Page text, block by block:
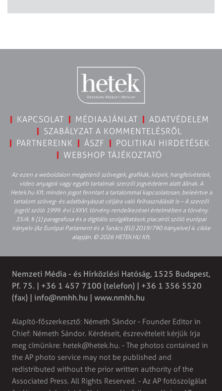
KAPCSOLAT MÉDIAAJÁNLAT
ADATVÉDELEM
SZABÁLYZAT A KOMMENTELÉSRŐL
PARTNEREINK
ÁSZF
POLITIKAI HIRDETÉSEK
WEBSHOP TÁJÉKOZTATÓ
Az ezen a weboldalon megjelenő szövegek, grafikák, képek, hangfelvételek,
video anyagok vagy egyéb tartalmak szerzői jogvédelem alatt állnak. A
Hetek.hu Kft. minden jogot fenntart a tartalommal kapcsolatosan, beleértve a
tartalom szöveg- és adatbányászat céljára való felhasználását is – A szerzői
jogról szóló 1999. évi LXXVI. törvény rendelkezései értelmében a törvény
35/A. § (1) paragrafusa és a digitális szolgáltatások piacairól szóló európai
irányelv (Az Európai Parlament és a Tanács (EU) 2019/790 Irányelve) 4. cikke
alapján. © 2026 HETEK.HU Kft.
Nemzeti Média - és Hírközlési Hatóság, 1525 Budapest,
Pf. 75. | +36 1 457 7100 (telefon) | +36 1 356 5520
(fax) | info@nmhh.hu | www.nmhh.hu
Alapító-főszerkesztő: Németh Sándor - Founder Editor in
Chief: Németh Sándor. Kérdéseit, észrevételeit kérjük írja
meg címünkre: hetek@hetek.hu. - The photos contained in
the AP photo service may not be published and
redistributed without the prior written authority of the
Associated Press. All Rights Reserved. - Az AP fotószolgálat